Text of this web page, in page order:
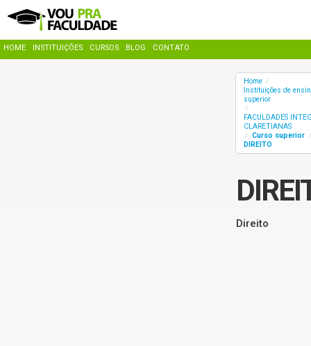
HOME INSTITUIÇÕES CURSOS BLOG CONTATO
Home /
Instituições de
superior
/
FACULDADES
CLARETIANAS
/ Curso superior /
DIREITO
Direito